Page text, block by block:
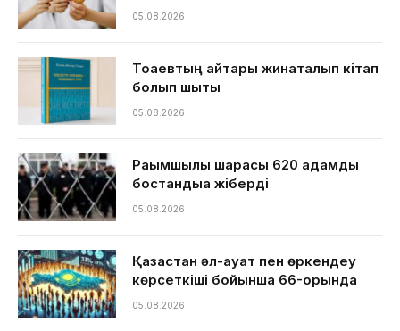
05.08.2026
Тоқаевтың айтқары жинақталып кітап
болып шықты
05.08.2026
Рақымшылық шарасы 620 адамды
бостандыққа жіберді
05.08.2026
Қазақстан әл-ауқат пен өркендеу
көрсеткіші бойынша 66-орында
05.08.2026